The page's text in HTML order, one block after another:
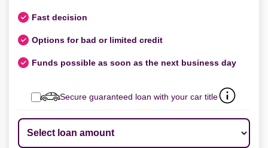
Fast decision
Options for bad or limited credit
Funds possible as soon as the next business day
Secure guaranteed loan with your car title